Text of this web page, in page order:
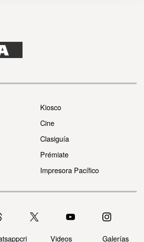
Kiosco
Cine
Clasiguía
Prémiate
Impresora Pacífico
Videos Galerías